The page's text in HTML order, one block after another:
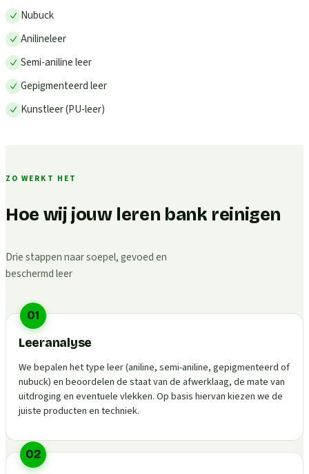
Nubuck
Anilineleer
Semi-aniline leer
Gepigmenteerd leer
Kunstleer (PU-leer)
ZO WERKT HET
Hoe wij jouw leren bank reinigen
Drie stappen naar soepel, gevoed en
beschermd leer
01
Leeranalyse
We bepalen het type leer (aniline, semi-aniline, gepigmenteerd of
nubuck) en beoordelen de staat van de afwerklaag, de mate van
uitdroging en eventuele vlekken. Op basis hiervan kiezen we de
juiste producten en techniek.
02